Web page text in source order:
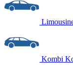
Kombi